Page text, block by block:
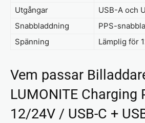
Utgångar
USB-A och
Snabbladdning
PPS-
Spänning
Lämplig för
Vem passar
LUMONITE Charging
12/24V / USB-C +